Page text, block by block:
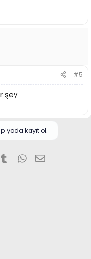
#5
şey
yada kayıt ol.
TumblrWhatsApp
E-posta